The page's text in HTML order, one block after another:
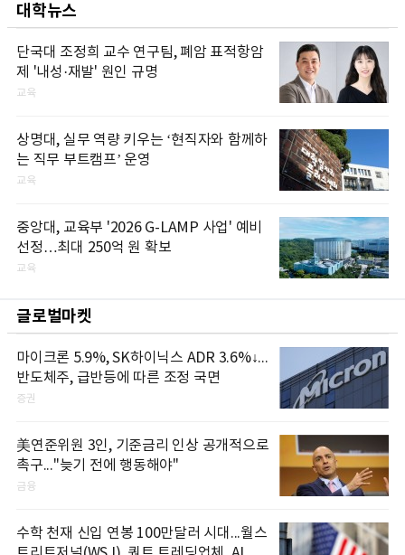
대학뉴스
단국대 조정희 교수 연구팀, 폐암 표적항암
제 '내성·재발' 원인 규명
교육
상명대, 실무 역량 키우는 ‘현직자와 함께하
는 직무 부트캠프’ 운영
교육
중앙대, 교육부 '2026 G-LAMP 사업' 예비
선정…최대 250억 원 확보
교육
글로벌마켓
마이크론 5.9%, SK하이닉스 ADR 3.6%↓...
반도체주, 급반등에 따른 조정 국면
증권
美연준위원 3인, 기준금리 인상 공개적으로
촉구..."늦기 전에 행동해야"
금융
수학 천재 신입 연봉 100만달러 시대...월스